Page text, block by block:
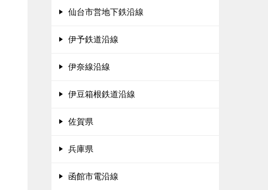
仙台市営地下鉄沿線
伊予鉄道沿線
伊奈線沿線
伊豆箱根鉄道沿線
佐賀県
兵庫県
函館市電沿線